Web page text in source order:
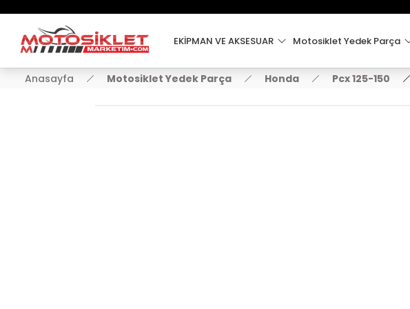
2000
EKİPMAN VE AKSESUAR Motosiklet Yedek Parça
Anasayfa Motosiklet Yedek Parça Honda Pcx 125-150